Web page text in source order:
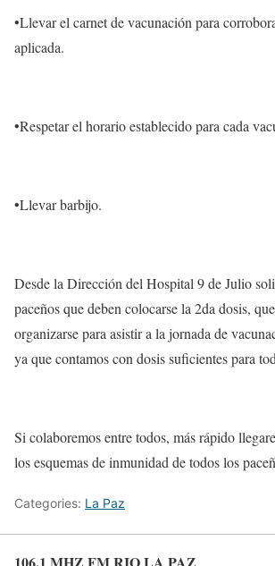
•Llevar el carnet de vacunación para
aplicada.
•Respetar el horario establecido para cada
•Llevar barbijo.
Desde la Dirección del Hospital 9 de Julio
paceños que deben colocarse la 2da dosis,
organizarse para asistir a la jornada de
ya que contamos con dosis suficientes para
Si colaboremos entre todos, más rápido
los esquemas de inmunidad de todos los
Categories: La Paz